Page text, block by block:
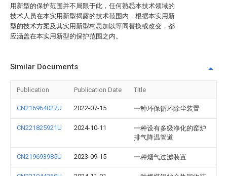
用新型的保护范围并不局限于此，任何熟悉本技术领域的
技术人员在本实用新型揭露的技术范围内，根据本实用新
型的技术方案及其实用新型构思加以等同替换或改变，都
应涵盖在本实用新型的保护范围之内。
Similar Documents
Publication Publication Date Title
CN216964027U 2022-07-15 一种环保循环除尘装置
CN221825921U 2024-10-11
一种设有多级净化的窑炉
排气降温管道
CN219693985U 2023-09-15 一种烟气过滤装置